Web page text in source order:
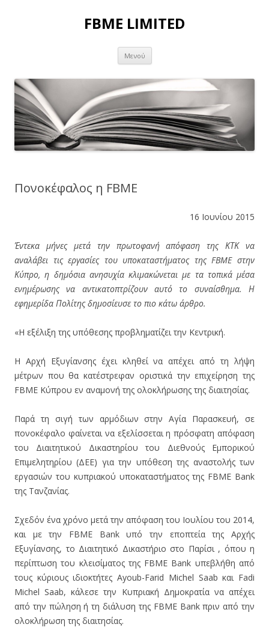
FBME LIMITED
Μενού Μετάβαση σε περιεχόμενο
Πονοκέφαλος η FBME
16 Ιουνίου 2015
Έντεκα μήνες μετά την πρωτοφανή απόφαση της ΚΤΚ να
αναλάβει τις εργασίες του υποκαταστήματος της FBME στην
Κύπρο, η δημόσια ανησυχία κλιμακώνεται με τα τοπικά μέσα
ενημέρωσης να αντικατοπτρίζουν αυτό το συναίσθημα. Η
εφημερίδα Πολίτης δημοσίευσε το πιο κάτω άρθρο.
«Η εξέλιξη της υπόθεσης προβληματίζει την Κεντρική.
Η Αρχή Εξυγίανσης έχει κληθεί να απέχει από τη λήψη
μέτρων που θα κατέστρεφαν οριστικά την επιχείρηση της
FBME Κύπρου εν αναμονή της ολοκλήρωσης της διαιτησίας.
Παρά τη σιγή των αρμόδιων στην Αγία Παρασκευή, σε
πονοκέφαλο φαίνεται να εξελίσσεται η πρόσφατη απόφαση
του Διαιτητικού Δικαστηρίου του Διεθνούς Εμπορικού
Επιμελητηρίου (ΔΕΕ) για την υπόθεση της αναστολής των
εργασιών του κυπριακού υποκαταστήματος της FBME Bank
της Τανζανίας.
Σχεδόν ένα χρόνο μετά την απόφαση του Ιουλίου του 2014,
και με την FBME Bank υπό την εποπτεία της Αρχής
Εξυγίανσης, το Διαιτητικό Δικαστήριο στο Παρίσι , όπου η
περίπτωση του κλεισίματος της FBME Bank υπεβλήθη από
τους κύριους ιδιοκτήτες Ayoub-Farid Michel Saab και Fadi
Michel Saab, κάλεσε την Κυπριακή Δημοκρατία να απέχει
από την πώληση ή τη διάλυση της FBME Bank πριν από την
ολοκλήρωση της διαιτησίας.